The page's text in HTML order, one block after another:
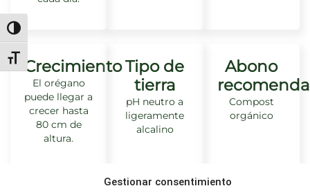
Gestionar consentimiento
Alternar alto contraste
Alternar tamaño de letra
Crecimiento
El orégano
puede llegar a
crecer hasta
80 cm de
altura.
Tipo de
tierra
pH neutro a
ligeramente
alcalino
Abono
Compost
orgánico